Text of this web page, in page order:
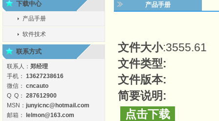
产品手册
文件大小:3555.61
文件类型:
文件版本:
简要说明:
点击下载
下载中心
产品手册
软件技术
联系方式
联系人： 郑经理
手机： 13627238616
微信： cncauto
Q Q： 287612900
MSN： junyicnc@hotmail.com
邮箱：
lelmon@163.com